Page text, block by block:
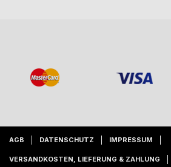
AGB DATENSCHUTZ IMPRESSUM
VERSANDKOSTEN, LIEFERUNG & ZAHLUNG